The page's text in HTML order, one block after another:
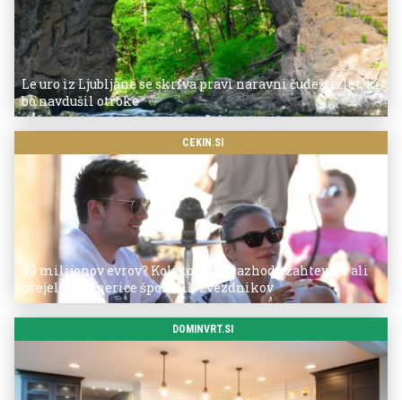
Le uro iz Ljubljane se skriva pravi naravni čudež: izlet, ki
bo navdušil otroke
CEKIN.SI
43 milijonov evrov? Koliko so po razhodu zahtevale ali
prejele partnerice športnih zvezdnikov
DOMINVRT.SI